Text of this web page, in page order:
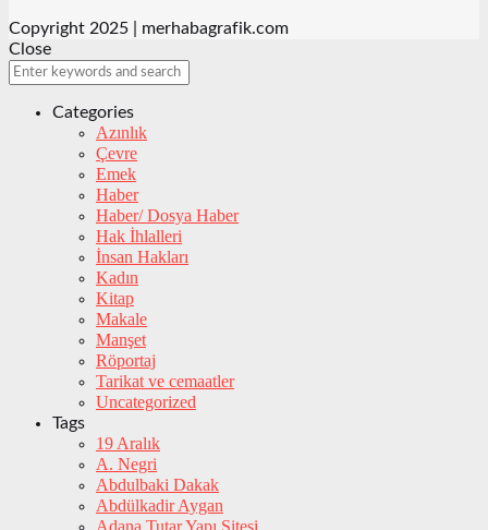
Copyright 2025 | merhabagrafik.com
Close
Categories
Azınlık
Çevre
Emek
Haber
Haber/ Dosya Haber
Hak İhlalleri
İnsan Hakları
Kadın
Kitap
Makale
Manşet
Röportaj
Tarikat ve cemaatler
Uncategorized
Tags
19 Aralık
A. Negri
Abdulbaki Dakak
Abdülkadir Aygan
Adana Tutar Yapı Sitesi